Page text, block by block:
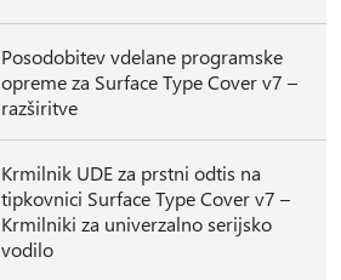
Posodobitev vdelane programske
opreme za Surface Type Cover v7 –
razširitve
Krmilnik UDE za prstni odtis na
tipkovnici Surface Type Cover v7 –
Krmilniki za univerzalno serijsko
vodilo